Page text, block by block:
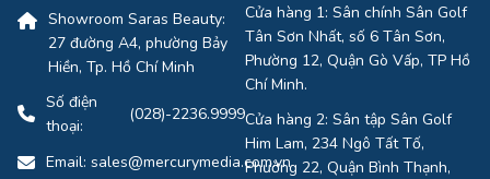
Showroom Saras Beauty:
27 đường A4, phường Bảy
Hiền, Tp. Hồ Chí Minh
Số điện
thoại:
(028)-2236.9999
Email: sales@mercurymedia.com.vn
Cửa hàng 1: Sân chính Sân Golf
Tân Sơn Nhất, số 6 Tân Sơn,
Phường 12, Quận Gò Vấp, TP Hồ
Chí Minh.
Cửa hàng 2: Sân tập Sân Golf
Him Lam, 234 Ngô Tất Tố,
Phường 22, Quận Bình Thạnh,